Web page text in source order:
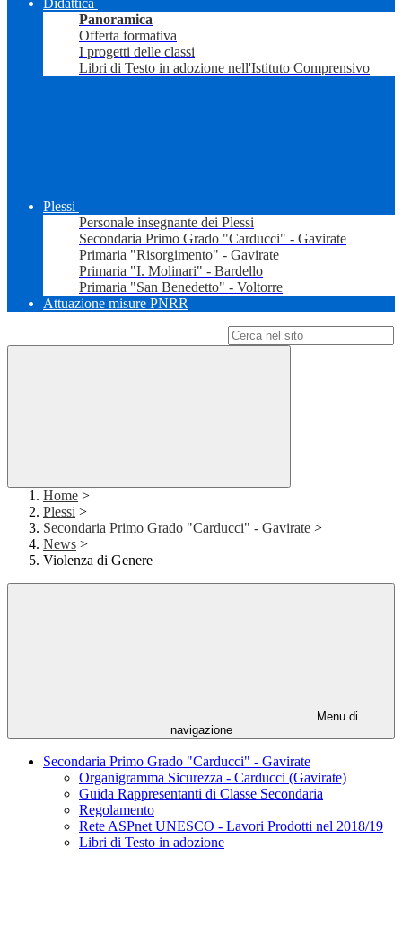
Didattica
Panoramica
Offerta formativa
I progetti delle classi
Libri di Testo in adozione nell'Istituto Comprensivo
Plessi
Personale insegnante dei Plessi
Secondaria Primo Grado "Carducci" - Gavirate
Primaria "Risorgimento" - Gavirate
Primaria "I. Molinari" - Bardello
Primaria "San Benedetto" - Voltorre
Attuazione misure PNRR
Home >
Plessi >
Secondaria Primo Grado "Carducci" - Gavirate >
News >
Violenza di Genere
Menu di
navigazione
Secondaria Primo Grado "Carducci" - Gavirate
Organigramma Sicurezza - Carducci (Gavirate)
Guida Rappresentanti di Classe Secondaria
Regolamento
Rete ASPnet UNESCO - Lavori Prodotti nel 2018/19
Libri di Testo in adozione